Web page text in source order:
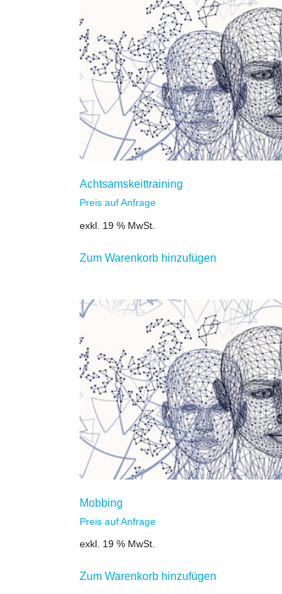
Achtsamskeittraining
Preis auf Anfrage
exkl. 19 % MwSt.
Zum Warenkorb hinzufügen
Mobbing
Preis auf Anfrage
exkl. 19 % MwSt.
Zum Warenkorb hinzufügen